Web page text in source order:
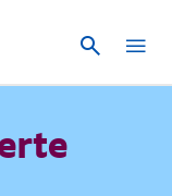
Suche